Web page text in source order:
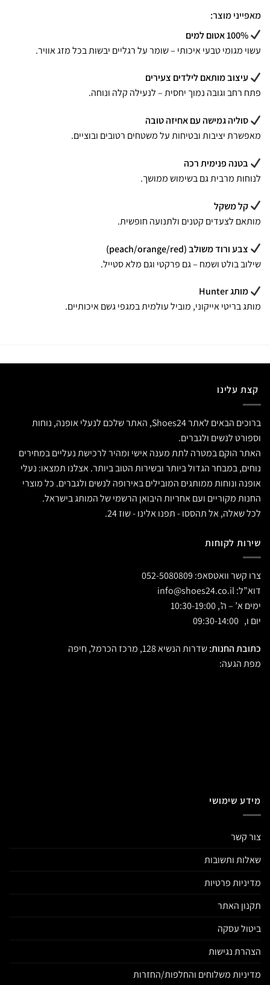
מאפייני מוצר:
100% אטום למים
עשוי מגומי טבעי איכותי – שומר על רגליים יבשות בכל מזג אוויר.
עיצוב מותאם לילדים צעירים
פתח רחב וגובה נמוך יחסית – לנעילה קלה ונוחה.
סוליה גמישה עם אחיזה טובה
מאפשרת יציבות ובטיחות על משטחים רטובים ובוציים.
בטנה פנימית רכה
לנוחות מרבית גם בשימוש ממושך.
קל משקל
מותאם לצעדים קטנים ולתנועה חופשית.
צבע ורוד משולב (peach/orange/red)
שילוב בולט ושמח – גם פרקטי וגם מלא סטייל.
מותג Hunter
מותג בריטי אייקוני, מוביל עולמית במגפי גשם איכותיים.
קצת עלינו
ברוכים הבאים לאתר Shoes24, האתר שלכם לנעלי אופנה, נוחות
וספורט לנשים ולגברים.
האתר הוקם במטרה לתת מענה אישי ומהיר לרכישת נעליים במחירים
נוחים, במבחר הגדול ביותר ובשירות הטוב ביותר. אצלנו תמצאו: נעלי
אופנה ונוחות ממותגים המובילים באירופה לנשים ולגברים. כל מוצרי
החנות מקוריים ועם אחריות היבואן הרשמי של המותג בישראל.
לכל שאלה, אל תהססו - תפנו אלינו - שוז 24.
שירות לקוחות
צרו קשר וואטסאפ: 052-5080809
דוא”ל:
ימים א’ – ה’, 10:30-19:00
יום ו, 09:30-14:00
כתובת החנות:שדרות הנשיא 128, מרכז הכרמל, חיפה
מפת הגעה:
מידע שימושי
צור קשר
שאלות ותשובות
מדיניות פרטיות
תקנון האתר
ביטול עסקה
הצהרת נגישות
מדיניות משלוחים והחלפות/החזרות